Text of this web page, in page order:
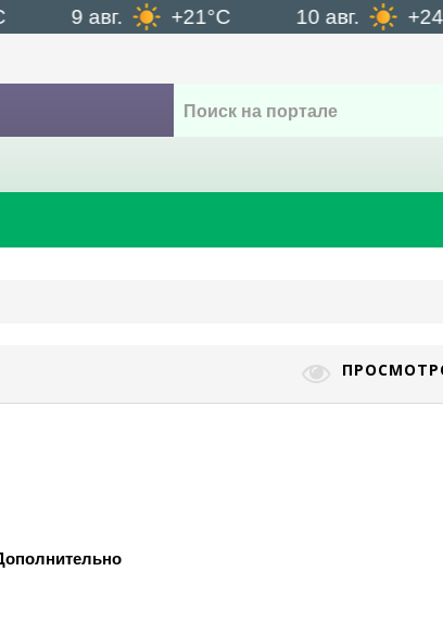
9 авг. +21°C 10 авг. +24°C